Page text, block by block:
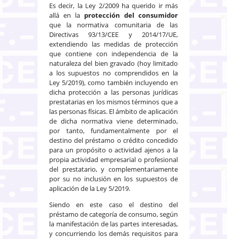
Es decir, la Ley 2/2009 ha querido ir más
allá en la protección del consumidor
que la normativa comunitaria de las
Directivas 93/13/CEE y 2014/17/UE,
extendiendo las medidas de protección
que contiene con independencia de la
naturaleza del bien gravado (hoy limitado
a los supuestos no comprendidos en la
Ley 5/2019), como también incluyendo en
dicha protección a las personas jurídicas
prestatarias en los mismos términos que a
las personas físicas. El ámbito de aplicación
de dicha normativa viene determinado,
por tanto, fundamentalmente por el
destino del préstamo o crédito concedido
para un propósito o actividad ajenos a la
propia actividad empresarial o profesional
del prestatario, y complementariamente
por su no inclusión en los supuestos de
aplicación de la Ley 5/2019.
Siendo en este caso el destino del
préstamo de categoría de consumo, según
la manifestación de las partes interesadas,
y concurriendo los demás requisitos para